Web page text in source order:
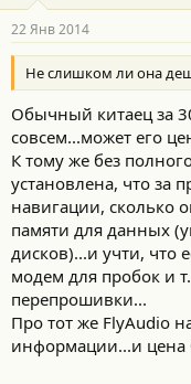
22 Янв 2014
Не слишком ли она
Обычный китаец за
совсем...может его
К тому же без
установлена, что за
навигации, сколько
памяти для данных
дисков)...и учти, что
модем для пробок и
перепрошивки...
Про тот же FlyAudio
информации...и цена